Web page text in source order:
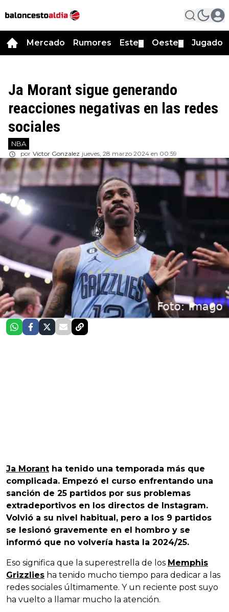
Mercado Rumores Este Oeste
Ja Morant sigue generando
reacciones negativas en las redes
sociales
NBA
por Victor Gonzalez jueves, 28 marzo 2024 en 00:59
Ja Morant ha tenido una temporada más que
complicada. Empezó el curso enfrentando una
sanción de 25 partidos por sus problemas
extradeportivos en los directos de Instagram.
Volvió a su nivel habitual, pero a los 9 partidos
se lesionó gravemente en el hombro y se
informó que no volvería hasta la 2024/25.
Eso significa que la superestrella de los Memphis
Grizzlies ha tenido mucho tiempo para dedicar a las
redes sociales últimamente. Y un reciente post suyo
ha vuelto a llamar mucho la atención.